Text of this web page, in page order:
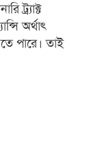
ট্র্যাক্ট
অর্থাৎ
পারে। তাই